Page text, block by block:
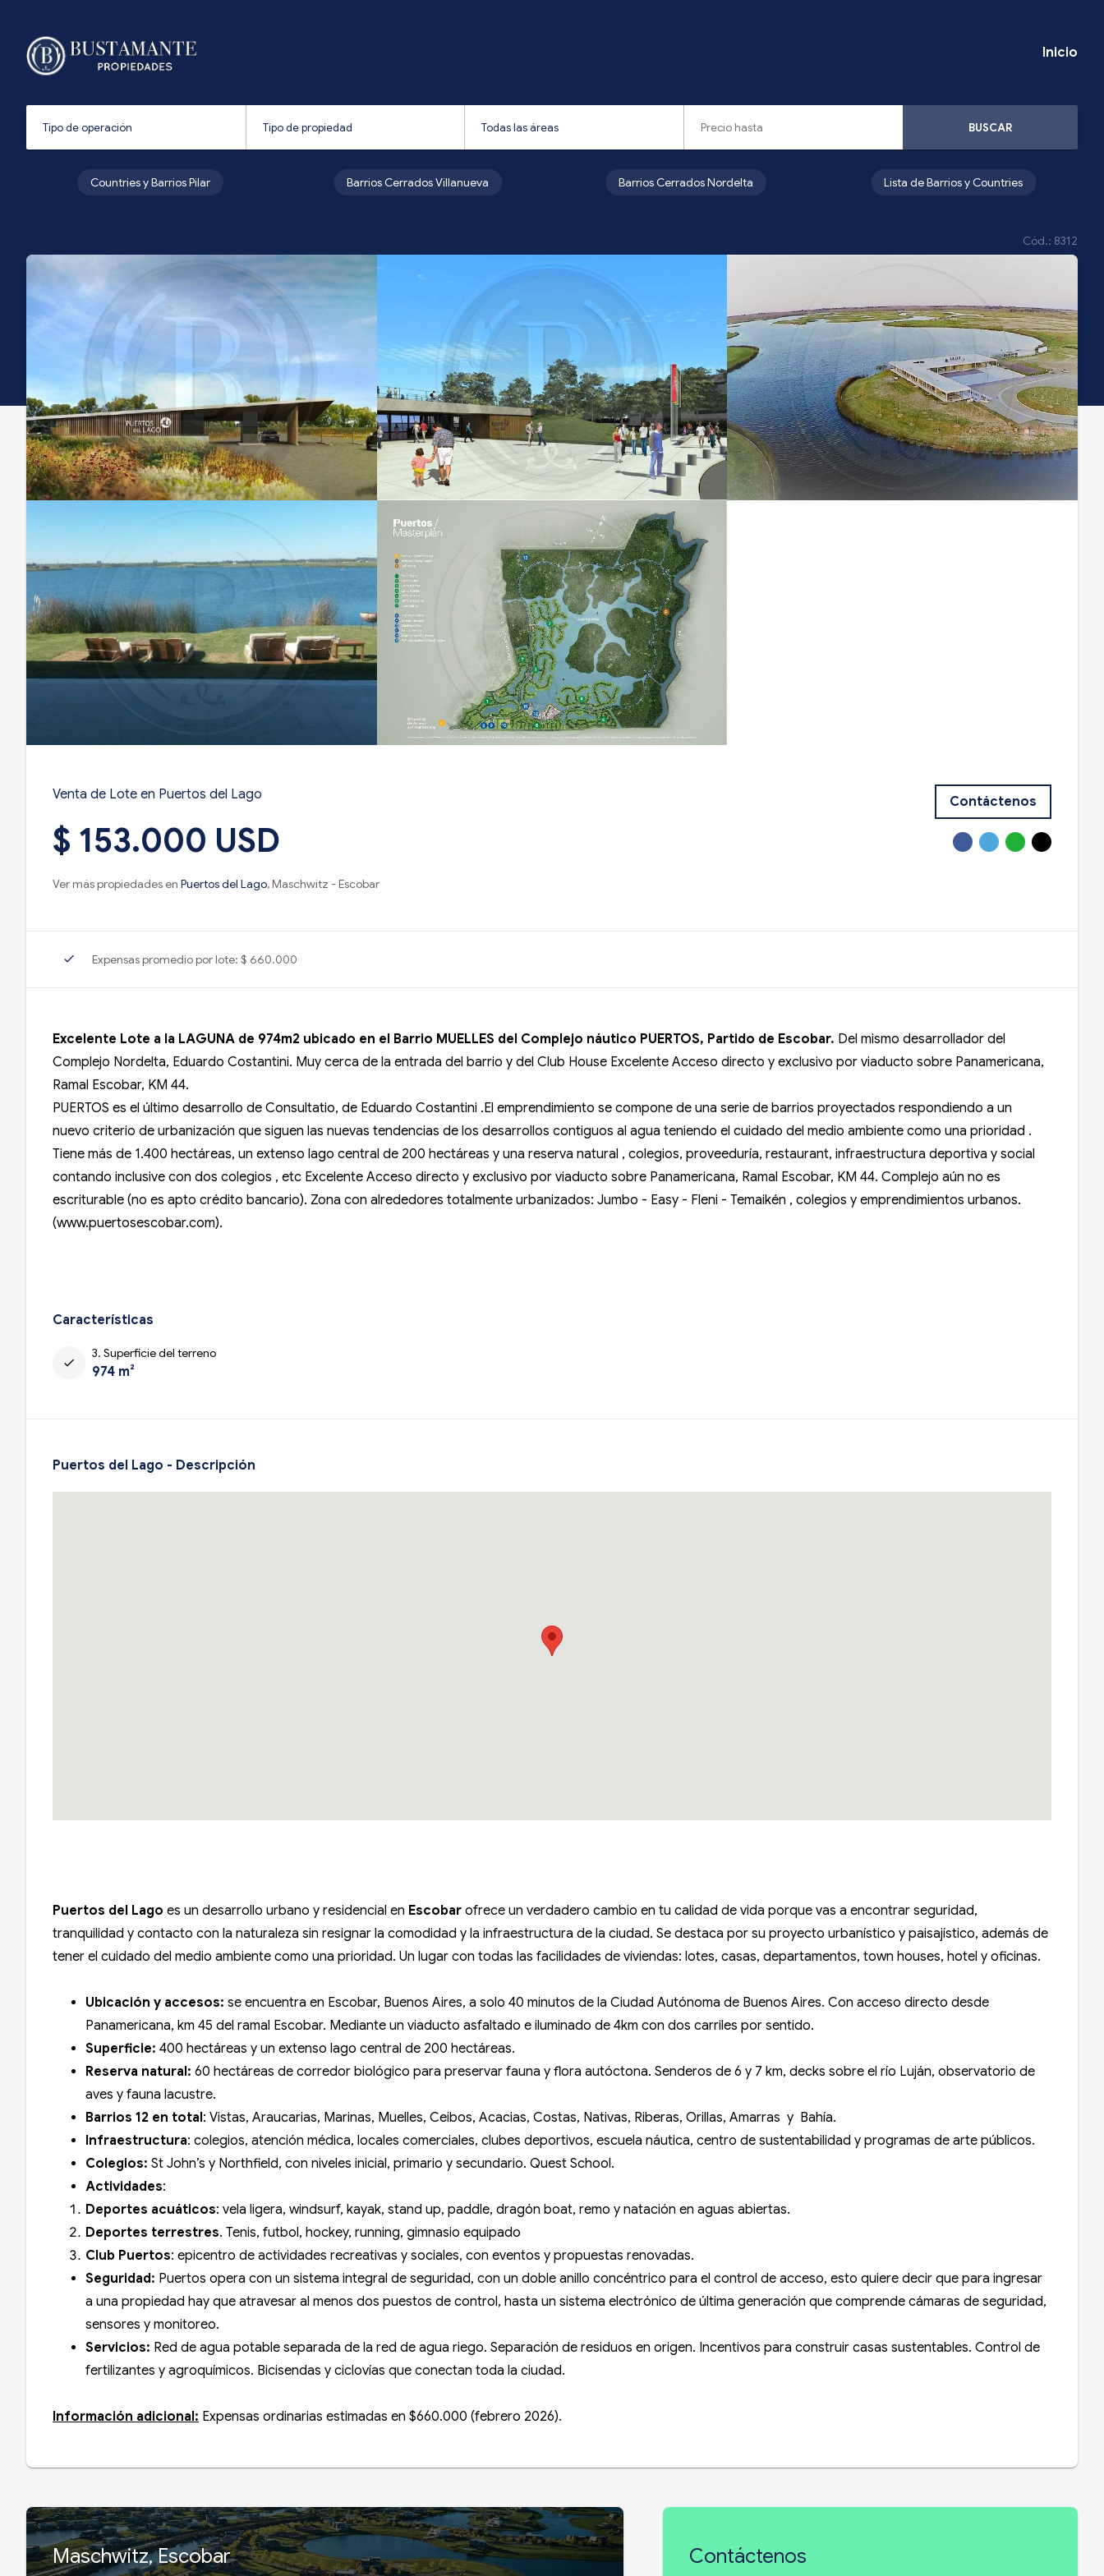
Inicio
BUSCAR
Countries y Barrios Pilar Barrios Cerrados Villanueva Barrios Cerrados Nordelta Lista de Barrios y Countries
Cód.: 8312
Venta de Lote en Puertos del Lago
$ 153.000 USD
Ver más propiedades en Puertos del Lago, Maschwitz - Escobar
Contáctenos
check Expensas promedio por lote: $ 660.000
Excelente Lote a la LAGUNA de 974m2 ubicado en el Barrio MUELLES del Complejo náutico PUERTOS, Partido de Escobar. Del mismo desarrollador del
Complejo Nordelta, Eduardo Costantini. Muy cerca de la entrada del barrio y del Club House Excelente Acceso directo y exclusivo por viaducto sobre Panamericana,
Ramal Escobar, KM 44.
PUERTOS es el último desarrollo de Consultatio, de Eduardo Costantini .El emprendimiento se compone de una serie de barrios proyectados respondiendo a un
nuevo criterio de urbanización que siguen las nuevas tendencias de los desarrollos contiguos al agua teniendo el cuidado del medio ambiente como una prioridad .
Tiene más de 1.400 hectáreas, un extenso lago central de 200 hectáreas y una reserva natural , colegios, proveeduría, restaurant, infraestructura deportiva y social
contando inclusive con dos colegios , etc Excelente Acceso directo y exclusivo por viaducto sobre Panamericana, Ramal Escobar, KM 44. Complejo aún no es
escriturable (no es apto crédito bancario). Zona con alrededores totalmente urbanizados: Jumbo - Easy - Fleni - Temaikén , colegios y emprendimientos urbanos.
(www.puertosescobar.com).
Características
check
3. Superficie del terreno
974 m²
Puertos del Lago - Descripción
Puertos del Lago es un desarrollo urbano y residencial en Escobar ofrece un verdadero cambio en tu calidad de vida porque vas a encontrar seguridad,
tranquilidad y contacto con la naturaleza sin resignar la comodidad y la infraestructura de la ciudad. Se destaca por su proyecto urbanístico y paisajístico, además de
tener el cuidado del medio ambiente como una prioridad. Un lugar con todas las facilidades de viviendas: lotes, casas, departamentos, town houses, hotel y oficinas.
Ubicación y accesos: se encuentra en Escobar, Buenos Aires, a solo 40 minutos de la Ciudad Autónoma de Buenos Aires. Con acceso directo desde
Panamericana, km 45 del ramal Escobar. Mediante un viaducto asfaltado e iluminado de 4km con dos carriles por sentido.
Superficie: 400 hectáreas y un extenso lago central de 200 hectáreas.
Reserva natural: 60 hectáreas de corredor biológico para preservar fauna y flora autóctona. Senderos de 6 y 7 km, decks sobre el río Luján, observatorio de
aves y fauna lacustre.
Barrios 12 en total: Vistas, Araucarias, Marinas, Muelles, Ceibos, Acacias, Costas, Nativas, Riberas, Orillas, Amarras y Bahía.
Infraestructura: colegios, atención médica, locales comerciales, clubes deportivos, escuela náutica, centro de sustentabilidad y programas de arte públicos.
Colegios: St John’s y Northfield, con niveles inicial, primario y secundario. Quest School.
Actividades:
Deportes acuáticos: vela ligera, windsurf, kayak, stand up, paddle, dragón boat, remo y natación en aguas abiertas.
Deportes terrestres. Tenis, futbol, hockey, running, gimnasio equipado
Club Puertos: epicentro de actividades recreativas y sociales, con eventos y propuestas renovadas.
Seguridad: Puertos opera con un sistema integral de seguridad, con un doble anillo concéntrico para el control de acceso, esto quiere decir que para ingresar
a una propiedad hay que atravesar al menos dos puestos de control, hasta un sistema electrónico de última generación que comprende cámaras de seguridad,
sensores y monitoreo.
Servicios: Red de agua potable separada de la red de agua riego. Separación de residuos en origen. Incentivos para construir casas sustentables. Control de
fertilizantes y agroquímicos. Bicisendas y ciclovías que conectan toda la ciudad.
Información adicional: Expensas ordinarias estimadas en $660.000 (febrero 2026).
Maschwitz, Escobar Contáctenos